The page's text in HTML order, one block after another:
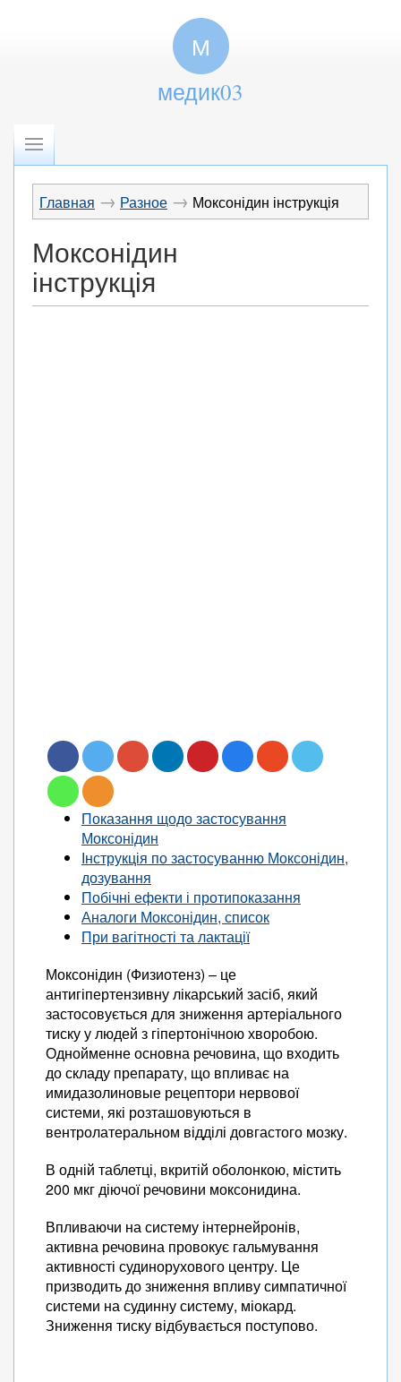
М
медик03
Главная → Разное → Моксонідин інструкція
Моксонідин
інструкція
Показання щодо застосування
Моксонідин
Інструкція по застосуванню Моксонідин,
дозування
Побічні ефекти і протипоказання
Аналоги Моксонідин, список
При вагітності та лактації
Моксонідин (Физиотенз) – це
антигіпертензивну лікарський засіб, який
застосовується для зниження артеріального
тиску у людей з гіпертонічною хворобою.
Однойменне основна речовина, що входить
до складу препарату, що впливає на
имидазолиновые рецептори нервової
системи, які розташовуються в
вентролатеральном відділі довгастого мозку.
В одній таблетці, вкритій оболонкою, містить
200 мкг діючої речовини моксонидина.
Впливаючи на систему інтернейронів,
активна речовина провокує гальмування
активності судинорухового центру. Це
призводить до зниження впливу симпатичної
системи на судинну систему, міокард.
Зниження тиску відбувається поступово.